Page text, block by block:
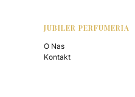
Linki w stopce
JUBILER PERFUMERIA
O Nas
Kontakt